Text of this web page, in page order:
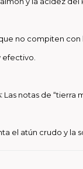
no compiten con
efectivo.
Las notas de “tierra
el atún crudo y la